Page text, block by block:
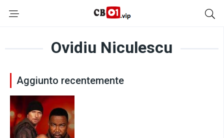
Ovidiu Niculescu
Aggiunto recentemente